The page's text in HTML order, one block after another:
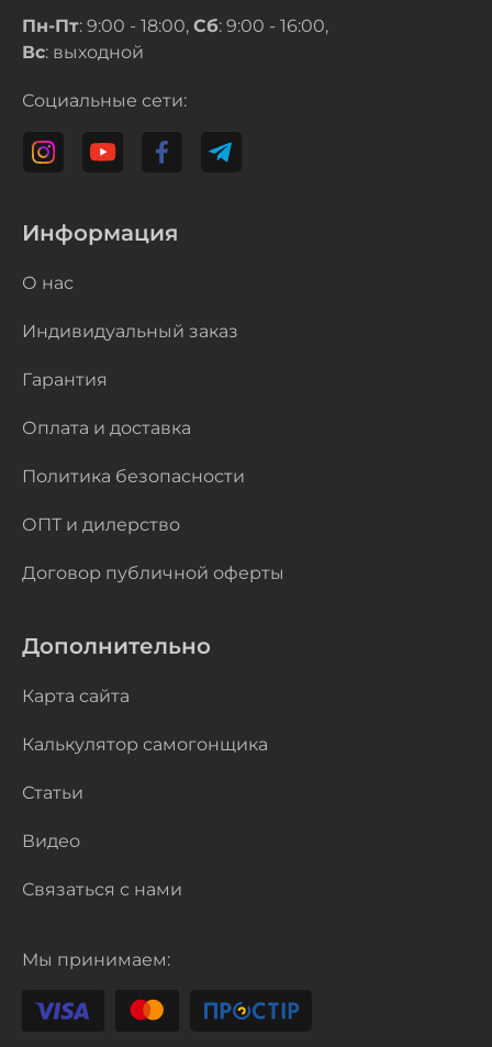
Пн-Пт: 9:00 - 18:00, Сб: 9:00 - 16:00,
Вс: выходной
Социальные сети:
Информация
О нас
Индивидуальный заказ
Гарантия
Оплата и доставка
Политика безопасности
ОПТ и дилерство
Договор публичной оферты
Дополнительно
Карта сайта
Калькулятор самогонщика
Статьи
Видео
Связаться с нами
Мы принимаем: